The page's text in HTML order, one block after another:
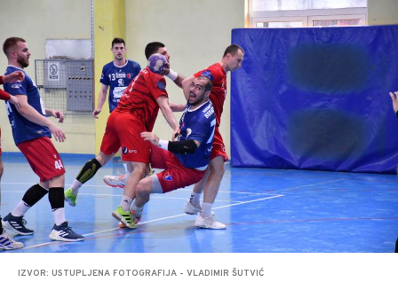
IZVOR: USTUPLJENA FOTOGRAFIJA - VLADIMIR ŠUTVIĆ